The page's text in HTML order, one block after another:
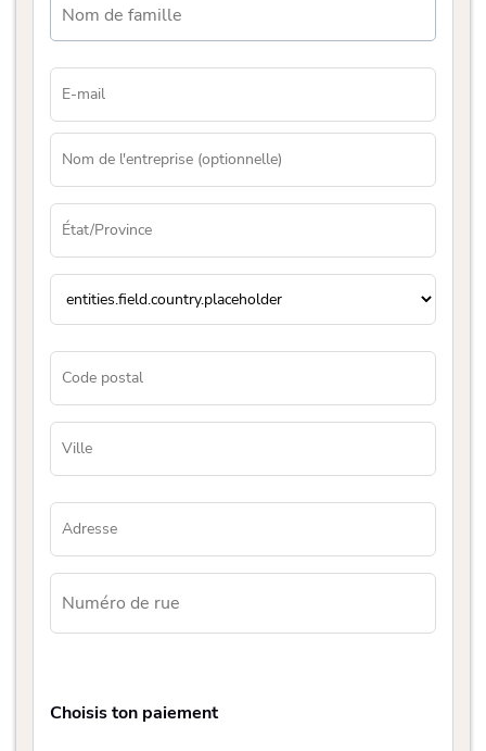
Choisis ton paiement